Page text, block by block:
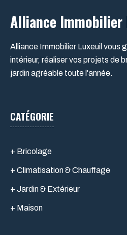
Alliance Immobilier
Alliance Immobilier Luxeuil vous
intérieur, réaliser vos projets de
jardin agréable toute l'année.
CATÉGORIE
+ Bricolage
+ Climatisation & Chauffage
+ Jardin & Extérieur
+ Maison